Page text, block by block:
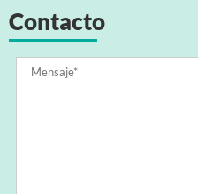
Contacto